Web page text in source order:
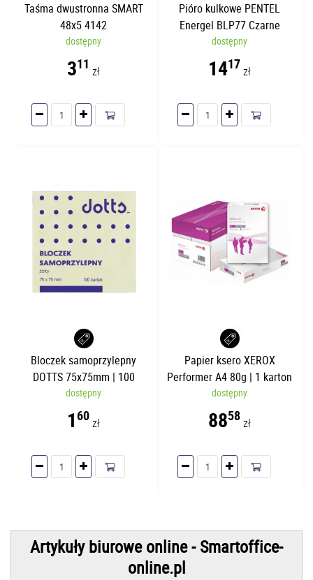
Taśma dwustronna SMART
48x5 4142
dostępny
311 zł
Pióro kulkowe PENTEL
Energel BLP77 Czarne
dostępny
1417zł
Bloczek samoprzylepny
DOTTS 75x75mm | 100
kartek
dostępny
160zł
Papier ksero XEROX
Performer A4 80g | 1 karton
- 5 ryz
dostępny
8858zł
Artykuły biurowe online - Smartoffice-
online.pl